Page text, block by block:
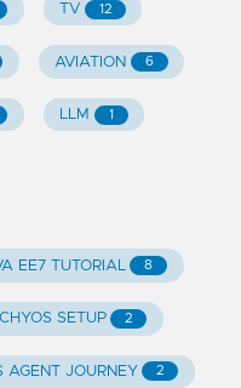
TV 12
AVIATION 6
LLM 1
EE7 TUTORIAL 8
SETUP 2
AGENT JOURNEY 2